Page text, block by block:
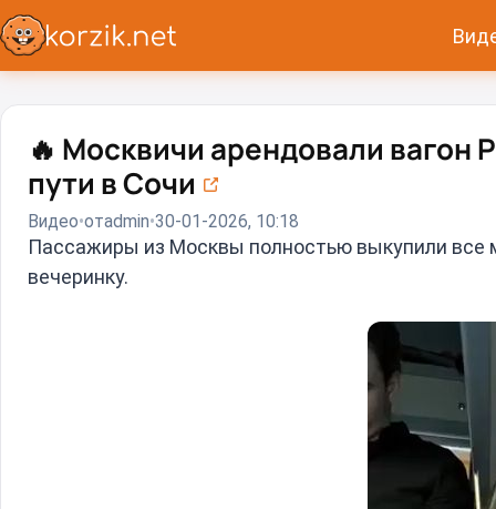
🔥 Москвичи арендовали вагон
пути в Сочи
Видео отadmin 30-01-2026, 10:18
Пассажиры из Москвы полностью выкупили все
вечеринку.